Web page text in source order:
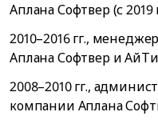
Аплана Софтвер (с 2019
2010–2016 гг.,
Аплана Софтвер и
2008–2010 гг.,
компании Аплана